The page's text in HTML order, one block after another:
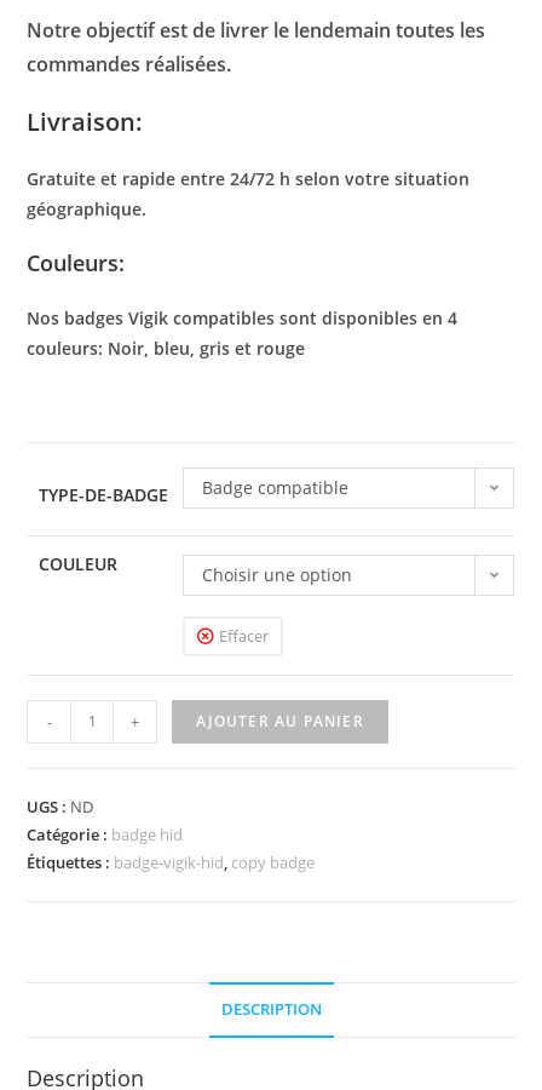
Notre objectif est de livrer le lendemain toutes les
commandes réalisées.
Livraison:
Gratuite et rapide entre 24/72 h selon votre situation
géographique.
Couleurs:
Nos badges Vigik compatibles sont disponibles en 4
couleurs: Noir, bleu, gris et rouge
TYPE-DE-BADGE Badge compatible
COULEUR Choisir une option
Effacer
- + AJOUTER AU PANIER
UGS : ND
Catégorie : badge hid
Étiquettes : badge-vigik-hid, copy badge
DESCRIPTION
Description